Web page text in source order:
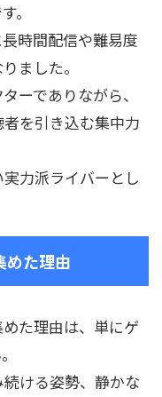
。
時間配信や難易度
ました。
ーでありながら、
を引き込む集中力
力派ライバーとし
めた理由
た理由は、単にゲ
ける姿勢、静かな